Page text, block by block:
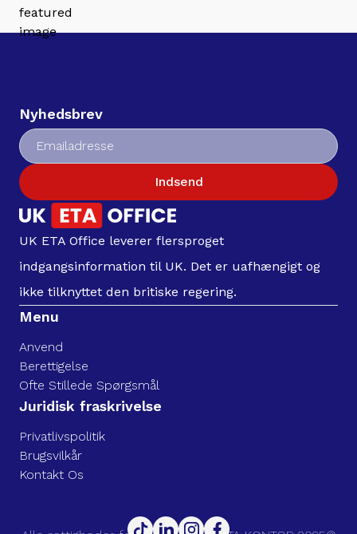
Nyhedsbrev
Indsend
UK ETA Office leverer flersproget
indgangsinformation til UK. Det er uafhængigt og
ikke tilknyttet den britiske regering.
Menu
Anvend
Berettigelse
Ofte Stillede Spørgsmål
Juridisk fraskrivelse
Privatlivspolitik
Brugsvilkår
Kontakt Os